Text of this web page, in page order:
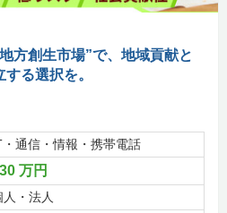
方創生市場”で、地域貢献と
る選択を。
・通信・情報・携帯電話
万円
人・法人